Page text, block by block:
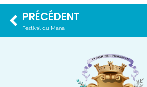
PRÉCÉDENT
Festival du Mana